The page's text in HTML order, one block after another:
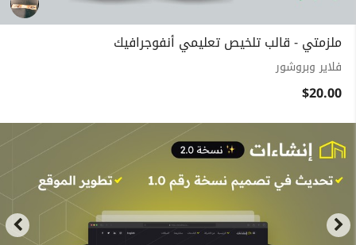
ملزمتي - قالب تلخيص تعليمي أنفوجرافيك
فلاير وبروشور
$20.00